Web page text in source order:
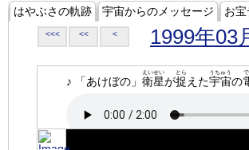
はやぶさの軌跡 宇宙からのメッセージ お宝
<<< << < 1999年03
♪ 「あけぼの」 衛星
えいせい
が捉
とら
えた宇宙
うちゅう
の